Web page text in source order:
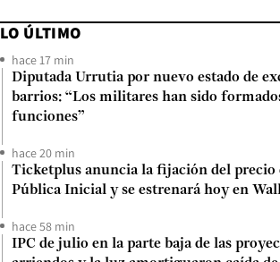
LO ÚLTIMO
hace 17 min
Diputada Urrutia por nuevo estado de
barrios: “Los militares han sido
funciones”
hace 20 min
Ticketplus anuncia la fijación del precio
Pública Inicial y se estrenará hoy en
hace 58 min
IPC de julio en la parte baja de las